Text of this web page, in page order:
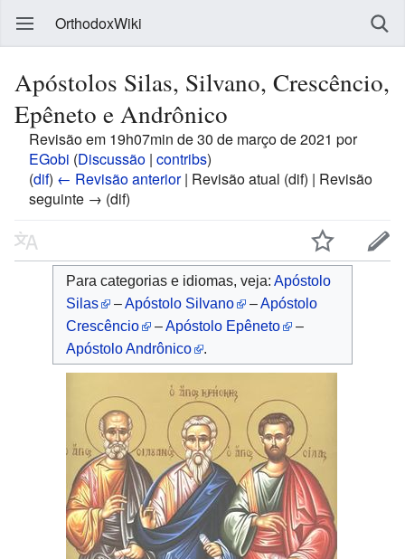
OrthodoxWiki
Apóstolos Silas, Silvano, Crescêncio,
Epêneto e Andrônico
Revisão em 19h07min de 30 de março de 2021 por
EGobi (Discussão | contribs)
(dif) ← Revisão anterior| Revisão atual (dif) | Revisão
seguinte → (dif)
Para categorias e idiomas, veja: Apóstolo
Silas
–Apóstolo Silvano –Apóstolo
Crescêncio
–Apóstolo Epêneto
–
Apóstolo Andrônico
.